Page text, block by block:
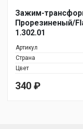
Зажим-
Прорезиненый/
1.302.01
Артикул
Страна
Цвет
340 ₽